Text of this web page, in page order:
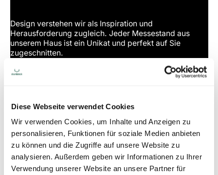
Diese Webseite verwendet Cookies
Wir verwenden Cookies, um Inhalte und Anzeigen zu
personalisieren, Funktionen für soziale Medien anbieten
zu können und die Zugriffe auf unsere Website zu
analysieren. Außerdem geben wir Informationen zu Ihrer
Verwendung unserer Website an unsere Partner für
Design verstehen wir als Inspiration und
Herausforderung zugleich. Jeder Messestand aus
unserem Haus ist ein Unikat und perfekt auf Sie
zugeschnitten.
MESSEBAU
Unsere Projektleiter, Schreiner, Schlosser und
Elektriker realisieren vom großen Ganzen bis ins